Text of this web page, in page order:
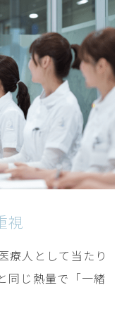
視
療人として当たり
同じ熱量で「一緒